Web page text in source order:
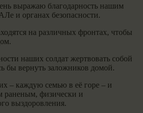
выражаю благодарность нашим
и органах безопасности.
на различных фронтах, чтобы
наших солдат жертвовать собой
бы вернуть заложников домой.
– каждую семью в её горе – и
раненым, физически и
выздоровления.